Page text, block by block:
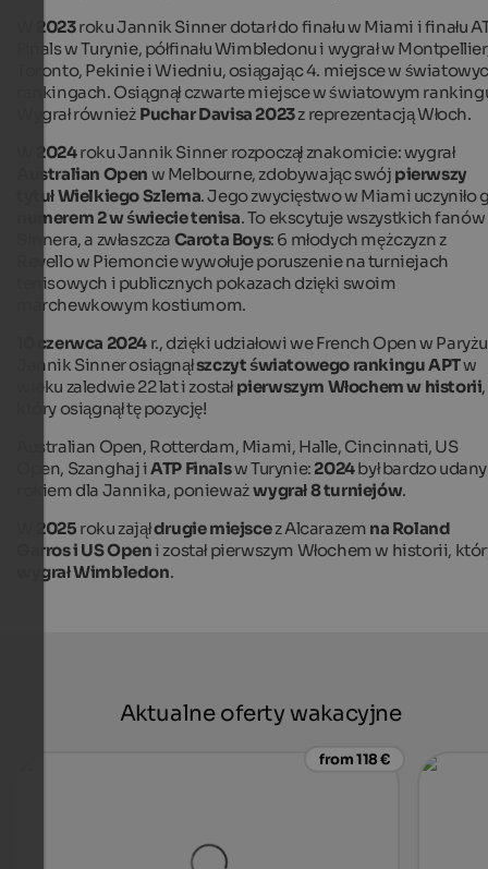
2023roku Jannik Sinner dotarł do finału w Miami i finału
Finals w Turynie, półfinału Wimbledonu i wygrał w
Toronto, Pekinie i Wiedniu, osiągając4. miejsce w
rankingach. Osiągnął czwarte miejsce w światowym
Wygrał również Puchar Davisa 2023z reprezentacją Włoch.
2024roku Jannik Sinner rozpoczął znakomicie: wygrał
Australian Open w Melbourne, zdobywając swój pierwszy
tytuł Wielkiego Szlema. Jego zwycięstwo w Miami uczyniło
numerem 2 w świecie tenisa. To ekscytuje wszystkich fanów
Sinnera, a zwłaszcza Carota Boys: 6 młodych mężczyzn z
Revello w Piemoncie wywołuje poruszenie na turniejach
tenisowych i publicznych pokazach dzięki swoim
marchewkowym kostiumom.
10 czerwca 2024 r., dzięki udziałowi we French Open w
Jannik Sinner osiągnąłszczyt światowego rankingu APTw
wieku zaledwie 22 lat i został pierwszym Włochem w historii,
który osiągnął tę pozycję!
Australian Open, Rotterdam, Miami, Halle, Cincinnati, US
Open, Szanghaj iATP Finalsw Turynie: 2024był bardzo
rokiem dla Jannika, ponieważwygrał8 turniejów.
2025 roku zająłdrugie miejscez Alcarazem na Roland
Garros i US Openi został pierwszym Włochem w historii,
wygrałWimbledon.
Aktualne oferty wakacyjne
from 118 €